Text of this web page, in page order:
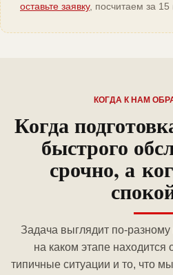
оставьте заявку, посчитаем за 15
КОГДА К НАМ
Когда
быстрого
срочно, а
Задача выглядит по-разному
на каком этапе находится
типичные ситуации и то, что